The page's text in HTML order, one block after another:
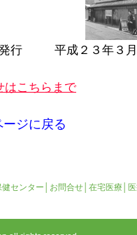
行 平成２３年３
はこちらまで
ジに戻る
健センター お問合せ 在宅医療